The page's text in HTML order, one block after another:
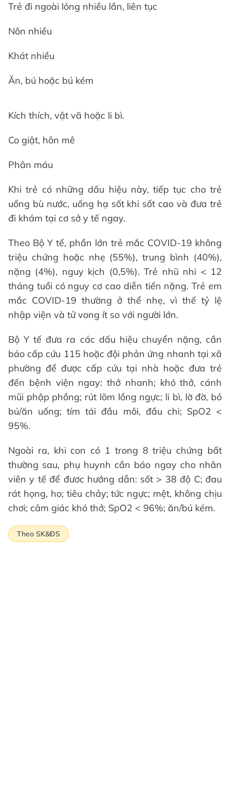
Trẻ đi ngoài lỏng nhiều lần, liên tục
Nôn nhiều
Khát nhiều
Ăn, bú hoặc bú kém
Kích thích, vật vã hoặc li bì.
Co giật, hôn mê
Phân máu
Khi trẻ có những dấu hiệu này, tiếp tục cho trẻ
uống bù nước, uống hạ sốt khi sốt cao và đưa trẻ
đi khám tại cơ sở y tế ngay.
Theo Bộ Y tế, phần lớn trẻ mắc COVID-19 không
triệu chứng hoặc nhẹ (55%), trung bình (40%),
nặng (4%), nguy kịch (0,5%). Trẻ nhũ nhi < 12
tháng tuổi có nguy cơ cao diễn tiến nặng. Trẻ em
mắc COVID-19 thường ở thể nhẹ, vì thế tỷ lệ
nhập viện và tử vong ít so với người lớn.
Bộ Y tế đưa ra các dấu hiệu chuyển nặng, cần
báo cấp cứu 115 hoặc đội phản ứng nhanh tại xã
phường để được cấp cứu tại nhà hoặc đưa trẻ
đến bệnh viện ngay: thở nhanh; khó thở, cánh
mũi phập phồng; rút lõm lồng ngực; li bì, lờ đờ, bỏ
bú/ăn uống; tím tái đầu môi, đầu chi; SpO2 <
95%.
Ngoài ra, khi con có 1 trong 8 triệu chứng bất
thường sau, phụ huynh cần báo ngay cho nhân
viên y tế để đươc hướng dẫn: sốt > 38 độ C; đau
rát họng, ho; tiêu chảy; tức ngực; mệt, không chịu
chơi; cảm giác khó thở; SpO2 < 96%; ăn/bú kém.
Theo SK&ĐS